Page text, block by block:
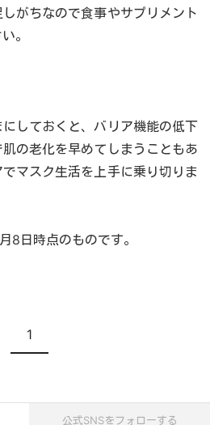
がちなので食事やサプリメント
。
しておくと、バリア機能の低下
の老化を早めてしまうこともあ
マスク生活を上手に乗り切りま
8日時点のものです。
1現在のページ
公式SNSをフォローする